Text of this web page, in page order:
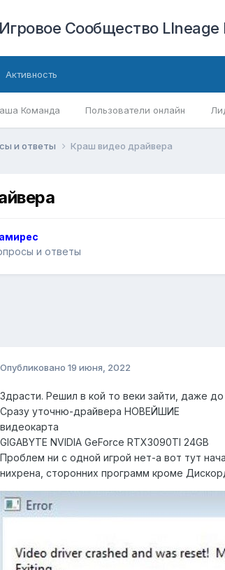
Сообщество LIneage
Команда Пользователи онлайн
Активность
и ответы Краш видео драйвера
и ответы
Опубликовано 19 июня, 2022
Здрасти. Решил в кой то веки зайти, даже
Сразу уточню-драйвера НОВЕЙШИЕ
видеокарта
GIGABYTE NVIDIA GeForce RTX3090TI 24GB
Проблем ни с одной игрой нет-а вот тут
нихрена, сторонних программ кроме